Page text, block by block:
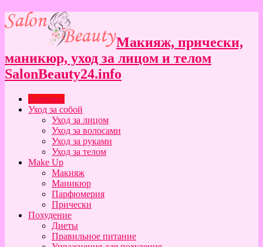
Макияж, прически,
маникюр, уход за лицом и телом
SalonBeauty24.info
Здоровье
Уход за собой
Уход за лицом
Уход за волосами
Уход за руками
Уход за телом
Make Up
Макияж
Маникюр
Парфюмерия
Прически
Похудение
Диеты
Правильное питание